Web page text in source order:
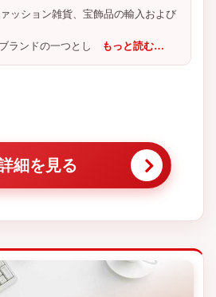
ッション雑貨、宝飾品の輸入および
ランドの一つとし
もっと読む…
細を見る